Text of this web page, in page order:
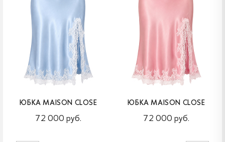
ЮБКА MAISON CLOSE
72 000 руб.
ЮБКА MAISON CLOSE
72 000 руб.